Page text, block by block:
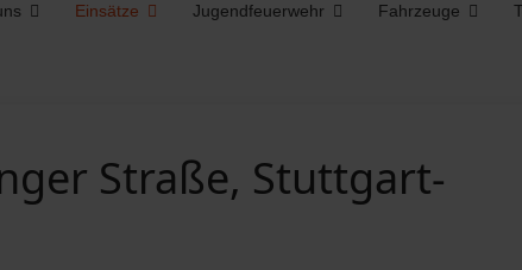
Einsätze Jugendfeuerwehr Fahrzeuge
Straße, Stuttgart-